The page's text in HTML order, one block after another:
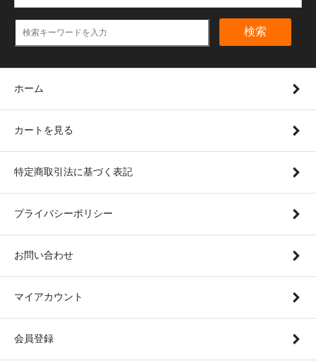
検索
ホーム
カートを見る
特定商取引法に基づく表記
プライバシーポリシー
お問い合わせ
マイアカウント
会員登録